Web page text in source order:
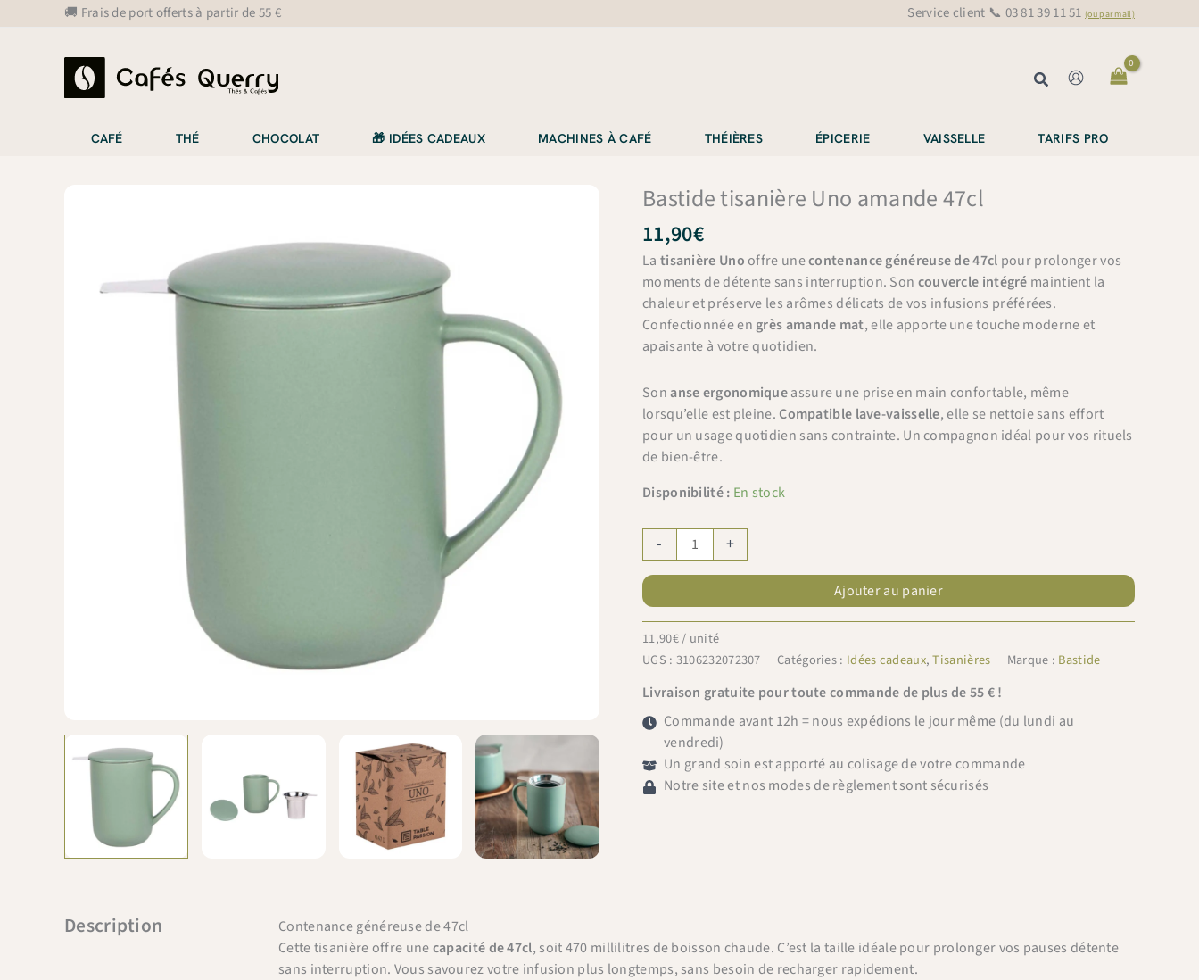
🚚 Frais de port offerts à partir de 55 € Service client 📞 03 81 39 11 51 (ou par mail)
Rechercher
CAFÉ THÉ CHOCOLAT 🎁 IDÉES CADEAUX MACHINES À CAFÉ THÉIÈRES ÉPICERIE VAISSELLE TARIFS PRO
Bastide tisanière Uno amande 47cl
11,90€
La tisanière Unooffre unecontenance généreuse de 47cl pour prolonger vos
moments de détente sans interruption. Son couvercle intégré maintient la
chaleur et préserve les arômes délicats de vos infusions préférées.
Confectionnée en grès amande mat, elle apporte une touche moderne et
apaisante à votre quotidien.
Sonanse ergonomiqueassure une prise en main confortable, même
lorsqu’elle est pleine. Compatible lave-vaisselle, elle se nettoie sans effort
pour un usage quotidien sans contrainte. Un compagnon idéal pour vos rituels
de bien-être.
Disponibilité : En stock
-
quantité
de
Bastide
tisanière
Uno
amande
47cl
+
Ajouter au panier
11,90€/ unité
UGS : 3106232072307 Catégories : Idées cadeaux,Tisanières Marque : Bastide
Livraison gratuite pour toute commande de plus de 55 € !
Commande avant 12h = nous expédions le jour même (du lundi au
vendredi)
Un grand soin est apporté au colisage de votre commande
Notre site et nos modes de règlement sont sécurisés
Description
Contenance généreuse de 47cl
Cette tisanière offre unecapacité de 47cl, soit 470 millilitres de boisson chaude. C’est la taille idéale pour prolonger vos pauses détente
sans interruption. Vous savourez votre infusion plus longtemps, sans besoin de recharger rapidement.